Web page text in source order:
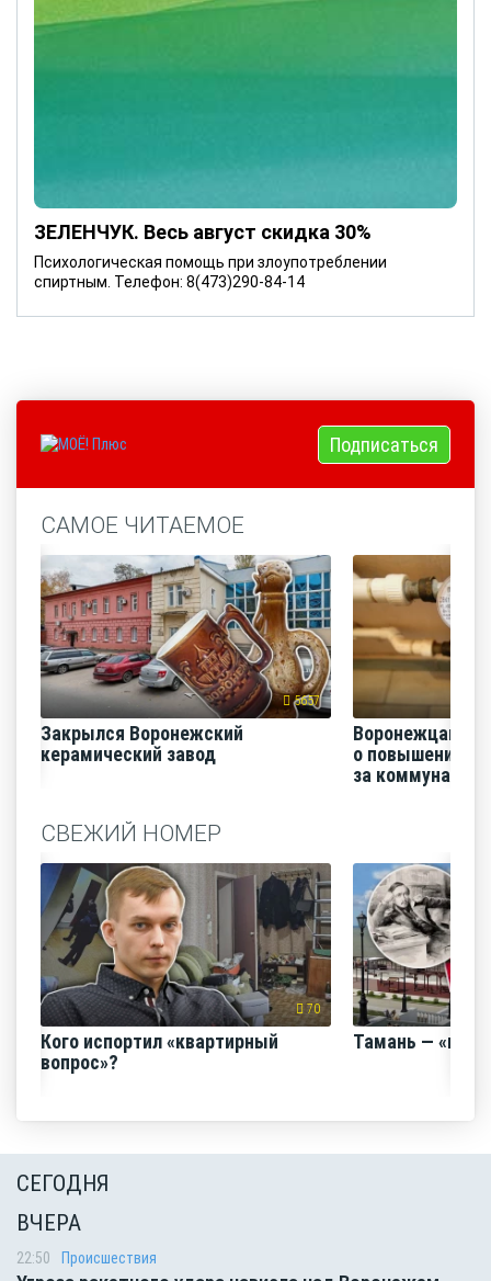
ЗЕЛЕНЧУК. Весь август скидка 30%
Психологическая помощь при злоупотреблении
спиртным. Телефон: 8(473)290-84-14
Подписаться
САМОЕ ЧИТАЕМОЕ
5657
Закрылся Воронежский
керамический завод
Воронежцам
о повышении
за
СВЕЖИЙ НОМЕР
70
Кого испортил «квартирный
вопрос»?
Тамань —
СЕГОДНЯ
ВЧЕРА
22:50 Происшествия